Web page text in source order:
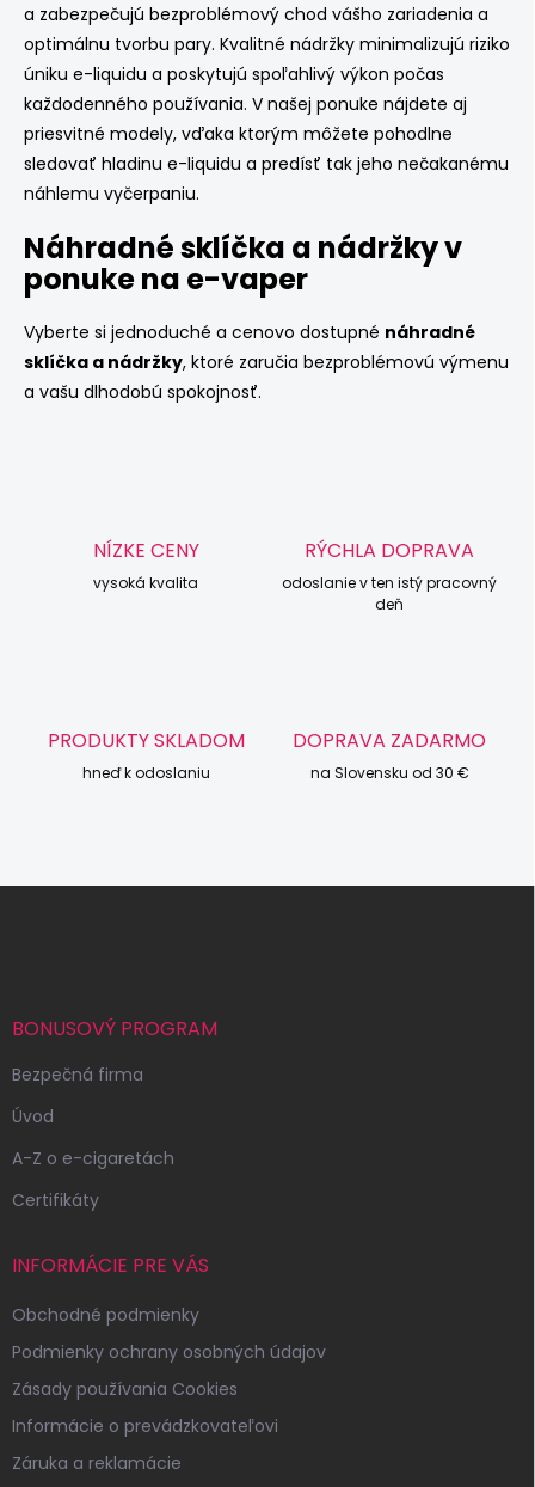
a zabezpečujú bezproblémový chod vášho zariadenia a
optimálnu tvorbu pary. Kvalitné nádržky minimalizujú riziko
úniku e-liquidu a poskytujú spoľahlivý výkon počas
každodenného používania. V našej ponuke nájdete aj
priesvitné modely, vďaka ktorým môžete pohodlne
sledovať hladinu e-liquidu a predísť tak jeho nečakanému
náhlemu vyčerpaniu.
Náhradné sklíčka a nádržky v
ponuke na e-vaper
Vyberte si jednoduché a cenovo dostupné náhradné
sklíčka a nádržky, ktoré zaručia bezproblémovú výmenu
a vašu dlhodobú spokojnosť.
NÍZKE CENY
vysoká kvalita
RÝCHLA DOPRAVA
odoslanie v ten istý pracovný
deň
PRODUKTY SKLADOM
hneď k odoslaniu
DOPRAVA ZADARMO
na Slovensku od 30 €
BONUSOVÝ PROGRAM
Bezpečná firma
Úvod
A-Z o e-cigaretách
Certifikáty
INFORMÁCIE PRE VÁS
Obchodné podmienky
Podmienky ochrany osobných údajov
Zásady používania Cookies
Informácie o prevádzkovateľovi
Záruka a reklamácie